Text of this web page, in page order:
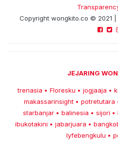
Copyright wongkito.co © 2021 |
JEJARING
trenasia • Floresku • jogjaaja •
makassarinsight • potretutara
starbanjar • balinesia • sijori •
ibukotakini • jabarjuara •
lyfebengkulu •